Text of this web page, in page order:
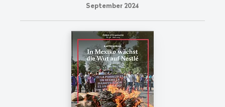
September 2024